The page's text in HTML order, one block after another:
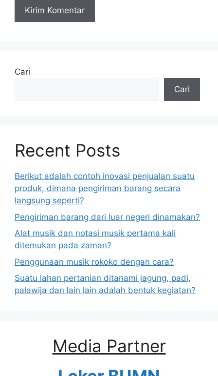
Cari
Cari
Recent Posts
Berikut adalah contoh inovasi penjualan suatu
produk, dimana pengiriman barang secara
langsung seperti?
Pengiriman barang dari luar negeri dinamakan?
Alat musik dan notasi musik pertama kali
ditemukan pada zaman?
Penggunaan musik rokoko dengan cara?
Suatu lahan pertanian ditanami jagung, padi,
palawija dan lain lain adalah bentuk kegiatan?
Media Partner